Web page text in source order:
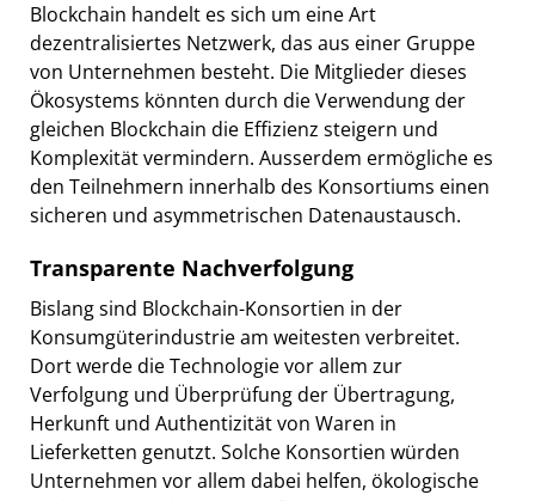
Blockchain handelt es sich um eine Art
dezentralisiertes Netzwerk, das aus einer Gruppe
von Unternehmen besteht. Die Mitglieder dieses
Ökosystems könnten durch die Verwendung der
gleichen Blockchain die Effizienz steigern und
Komplexität vermindern. Ausserdem ermögliche es
den Teilnehmern innerhalb des Konsortiums einen
sicheren und asymmetrischen Datenaustausch.
Transparente Nachverfolgung
Bislang sind Blockchain-Konsortien in der
Konsumgüterindustrie am weitesten verbreitet.
Dort werde die Technologie vor allem zur
Verfolgung und Überprüfung der Übertragung,
Herkunft und Authentizität von Waren in
Lieferketten genutzt. Solche Konsortien würden
Unternehmen vor allem dabei helfen, ökologische